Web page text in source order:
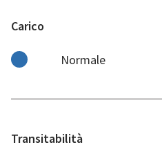
Carico
Normale
Transitabilità